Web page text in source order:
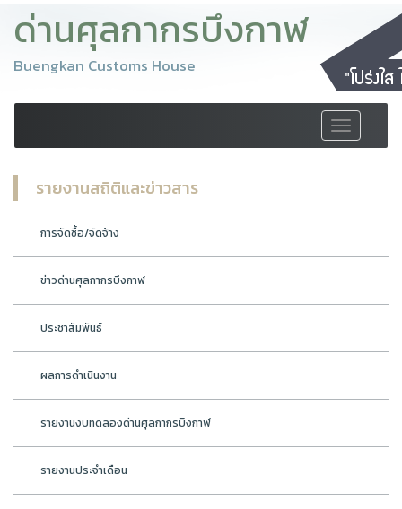
ด่านศุลกากรบึงกาฬ
Buengkan Customs House
Toggle
navigation
รายงานสถิติและข่าวสาร
การจัดซื้อ/จัดจ้าง
ข่าวด่านศุลกากรบึงกาฬ
ประชาสัมพันธ์
ผลการดำเนินงาน
รายงานงบทดลองด่านศุลกากรบึงกาฬ
รายงานประจำเดือน